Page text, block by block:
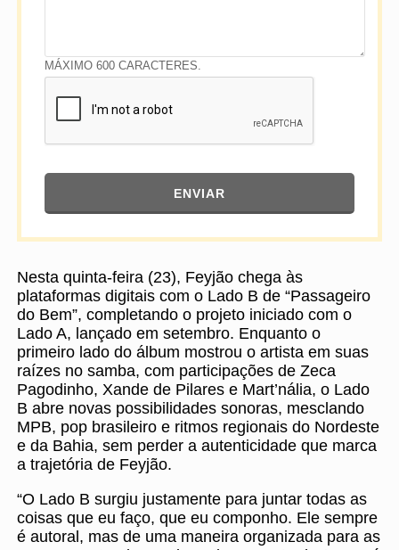
MÁXIMO 600 CARACTERES.
ENVIAR
Nesta quinta-feira (23), Feyjão chega às
plataformas digitais com o Lado B de “Passageiro
do Bem”, completando o projeto iniciado com o
Lado A, lançado em setembro. Enquanto o
primeiro lado do álbum mostrou o artista em suas
raízes no samba, com participações de Zeca
Pagodinho, Xande de Pilares e Mart’nália, o Lado
B abre novas possibilidades sonoras, mesclando
MPB, pop brasileiro e ritmos regionais do Nordeste
e da Bahia, sem perder a autenticidade que marca
a trajetória de Feyjão.
“O Lado B surgiu justamente para juntar todas as
coisas que eu faço, que eu componho. Ele sempre
é autoral, mas de uma maneira organizada para as